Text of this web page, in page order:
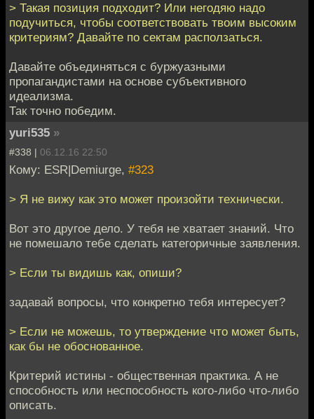
> Такая позиция подходит? Или негодяю надо
подучиться, чтобы соответствовать твоим высоким
критериям? Давайте по сектам расползаться.
Давайте объединяться с буржуазными
пропагандистами на основе субъективного
идеализма.
Так точно победим.
yuri535 »
#338 | 06.12.16 22:50
Кому: ESR|Demiurge, #323
> Я не вижу как это может произойти технически.
Вот это другое дело. У тебя не хватает знаний. Что
не помешало тебе сделать категоричные заявления.
> Если ты видишь как, опиши?
задавай вопросы, что конкретно тебя интересует?
> Если не можешь, то утверждение что может быть,
как бы не обоснованное.
Критерий истины - общественная практика. А не
способность или неспособность кого-либо что-либо
описать.